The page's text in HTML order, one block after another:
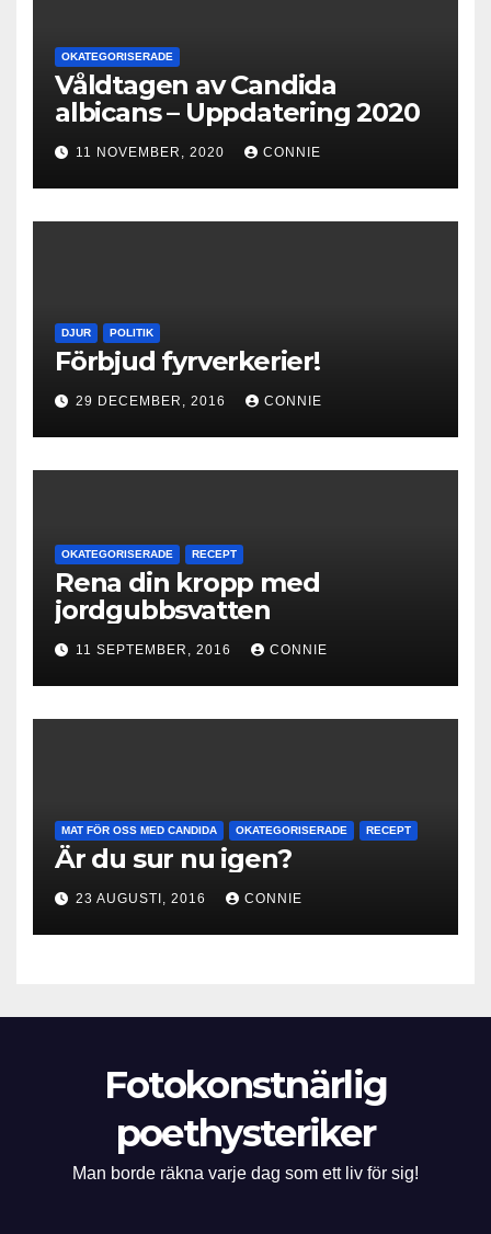
OKATEGORISERADE
Våldtagen av Candida
albicans – Uppdatering 2020
11 NOVEMBER, 2020 CONNIE
DJUR POLITIK
Förbjud fyrverkerier!
29 DECEMBER, 2016 CONNIE
OKATEGORISERADE RECEPT
Rena din kropp med
jordgubbsvatten
11 SEPTEMBER, 2016 CONNIE
MAT FÖR OSS MED CANDIDA OKATEGORISERADE RECEPT
Är du sur nu igen?
23 AUGUSTI, 2016 CONNIE
Fotokonstnärlig
poethysteriker
Man borde räkna varje dag som ett liv för sig!